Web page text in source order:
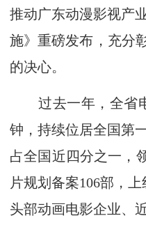
推动广东动漫影视产
施》重磅发布，充分
的决心。
过去一年，全省电
钟，持续位居全国第
占全国近四分之一，
片规划备案106部，
头部动画电影企业、